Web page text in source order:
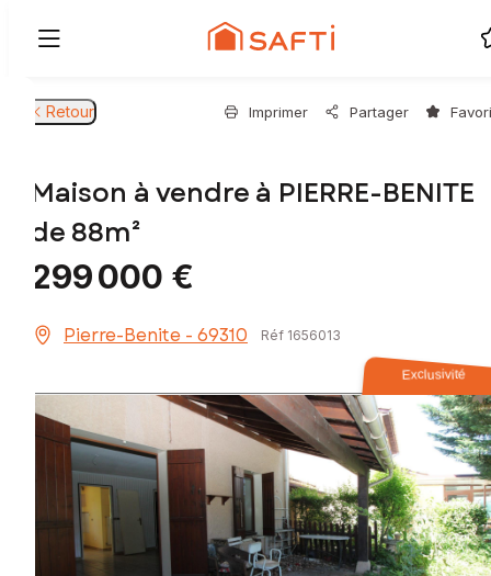
Retour Imprimer Partager
Maison à vendre à PIERRE-BENITE
de 88m²
299 000 €
Pierre-Benite - 69310 Réf 1656013
Exclusivité